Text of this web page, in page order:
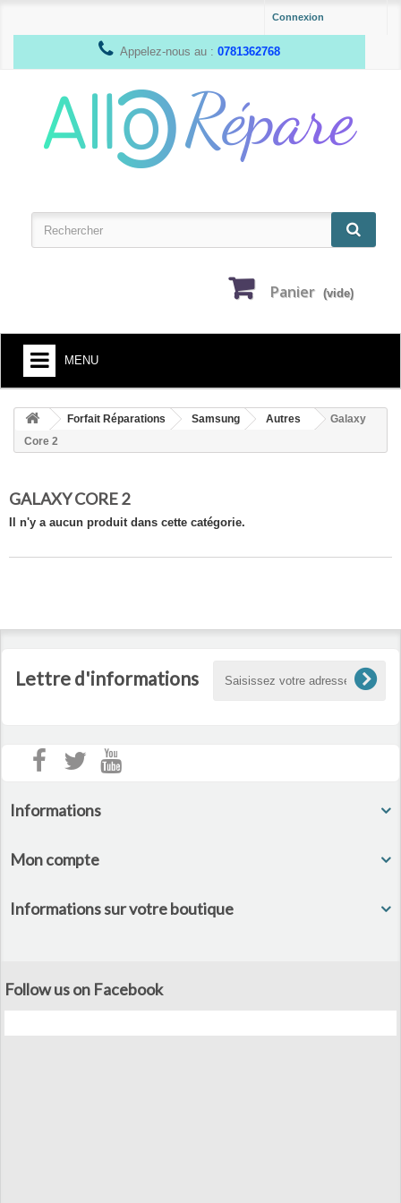
Connexion
Appelez-nous au : 0781362768
Panier (vide)
MENU
HOME
ACCUEIL
Forfait Réparations Samsung Autres
Galaxy
Core 2
GALAXY CORE 2
Il n'y a aucun produit dans cette catégorie.
Lettre d'informations
Informations
Mon compte
Informations sur votre boutique
Follow us on Facebook